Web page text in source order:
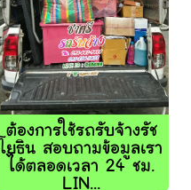
ต้องการใช้รถรับจ้างรัช
โยธิน สอบถามข้อมูลเรา
ได้ตลอดเวลา 24 ชม.
LIN...